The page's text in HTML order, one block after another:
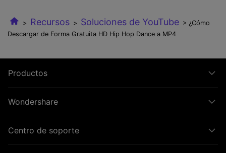
> Recursos > Soluciones de YouTube > ¿Cómo
Descargar de Forma Gratuita HD Hip Hop Dance a MP4
Productos
Wondershare
Centro de soporte